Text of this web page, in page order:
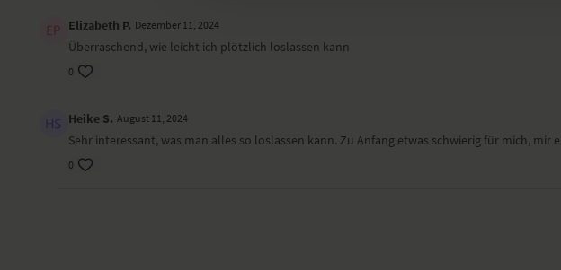
Elizabeth P. Dezember 11, 2024
Überraschend, wie leicht ich plötzlich loslassen kann
0
Heike S. August 11, 2024
Sehr interessant, was man alles so loslassen kann. Zu Anfang etwas schwierig für mich,
0